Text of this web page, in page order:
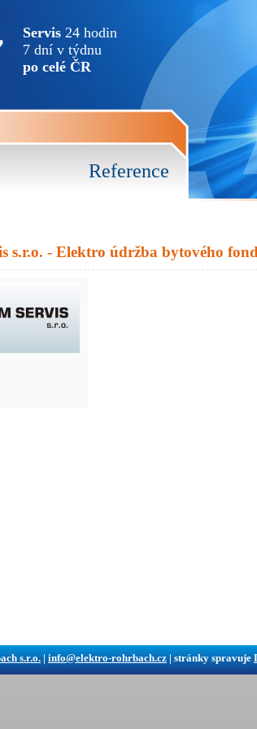
Servis 24 hodin
7 dní v týdnu
po celé ČR
Reference
s.r.o. - Elektro údržba bytového
s.r.o. | info@elektro-rohrbach.cz | stránky spravuje